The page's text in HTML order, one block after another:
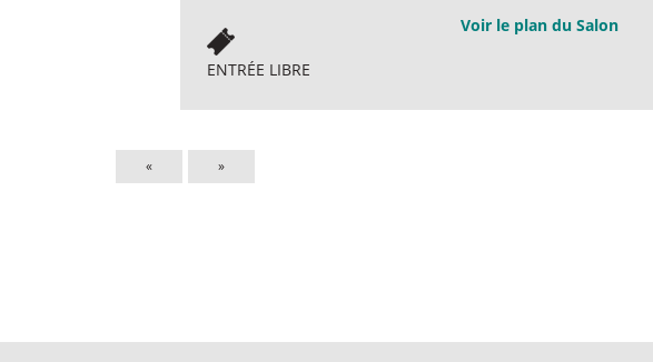
ENTRÉE LIBRE
Voir le plan du Salon
« »